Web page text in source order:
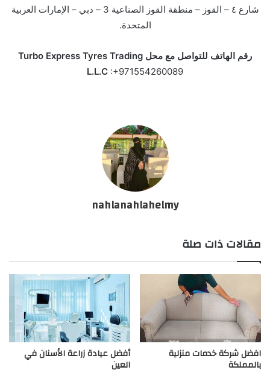
شارع ٤ – القوز – منطقة القوز الصناعية 3 – دبي – الإمارات العربية
المتحدة.
رقم الهاتف للتواصل مع محل Turbo Express Tyres Trading
L.L.C :+971554260089
nahlanahlahelmy
مقالات ذات صلة
افضل شركة خدمات منزلية
بالمملكة
أفضل عيادة زراعة الأسنان في
العين